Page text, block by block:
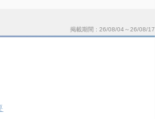
掲載期間 26/08/04～26/08/17